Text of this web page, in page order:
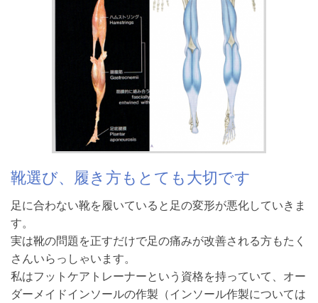
靴選び、履き方もとても大切です
足に合わない靴を履いていると足の変形が悪化していきま
す。
実は靴の問題を正すだけで足の痛みが改善される方もたく
さんいらっしゃいます。
私はフットケアトレーナーという資格を持っていて、オー
ダーメイドインソールの作製（インソール作製については